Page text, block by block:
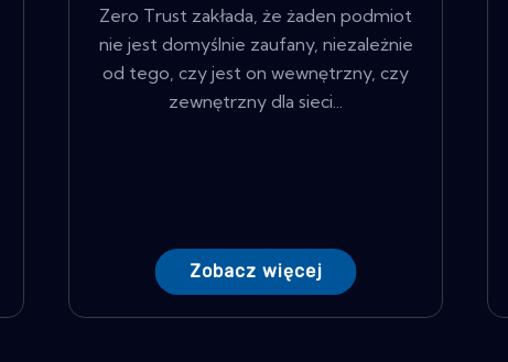
Zero Trust zakłada, że ​​żaden podmiot
nie jest domyślnie zaufany, niezależnie
od tego, czy jest on wewnętrzny, czy
zewnętrzny dla sieci...
Zobacz więcej